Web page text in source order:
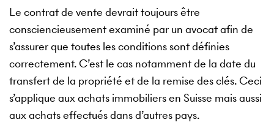
Le contrat de vente devrait toujours être
consciencieusement examiné par un avocat afin de
s’assurer que toutes les conditions sont définies
correctement. C’est le cas notamment de la date du
transfert de la propriété et de la remise des clés. Ceci
s’applique aux achats immobiliers en Suisse mais aussi
aux achats effectués dans d’autres pays.